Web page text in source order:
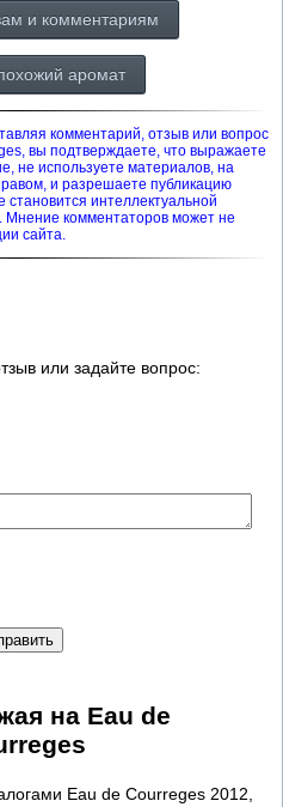
и комментариям
аромат
комментарий, отзыв или вопрос
вы подтверждаете, что выражаете
не используете материалов, на
и разрешаете публикацию
интеллектуальной
Мнение комментаторов может не
сайта.
или задайте вопрос:
на Eau de
Eau de Courreges 2012,